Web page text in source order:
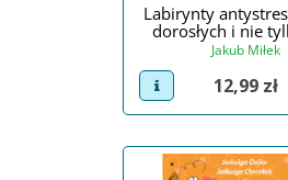
Labirynty
dorosłych i nie
Jakub Miłek
view product
Cena
12,99 zł